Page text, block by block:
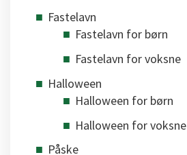
Fastelavn
Fastelavn for børn
Fastelavn for voksne
Halloween
Halloween for børn
Halloween for voksne
Påske